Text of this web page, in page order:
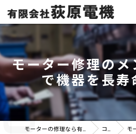
モーター修理の
で機器を長
コラム モー